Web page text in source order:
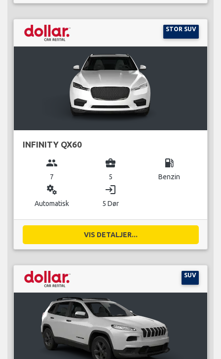
STOR SUV
INFINITY QX60
group
7
business_center
5
local_gas_station
Benzin
miscellaneous_services
Automatisk
login
5 Dør
VIS DETALJER...
SUV